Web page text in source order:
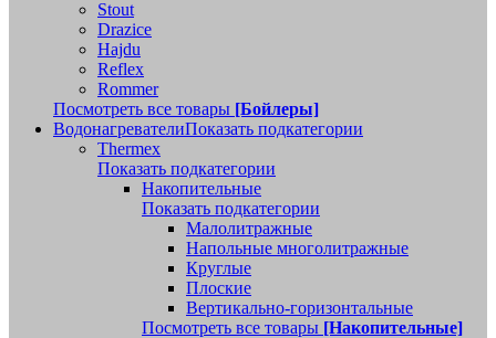
Stout
Drazice
Hajdu
Reflex
Rommer
Посмотреть все товары [Бойлеры]
ВодонагревателиПоказать подкатегории
Thermex
Показать подкатегории
Накопительные
Показать подкатегории
Малолитражные
Напольные многолитражные
Круглые
Плоские
Вертикально-горизонтальные
Посмотреть все товары [Накопительные]